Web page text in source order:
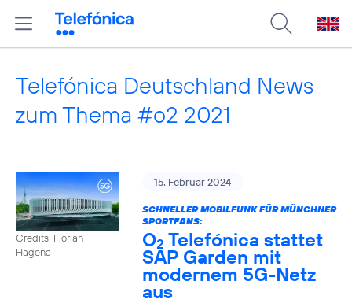
Telefónica Deutschland News
zum Thema #o2 2021
Credits: Florian
Hagena
15. Februar 2024
SCHNELLER MOBILFUNK FÜR MÜNCHNER
SPORTFANS:
O2 Telefónica stattet
SAP Garden mit
modernem 5G-Netz
aus